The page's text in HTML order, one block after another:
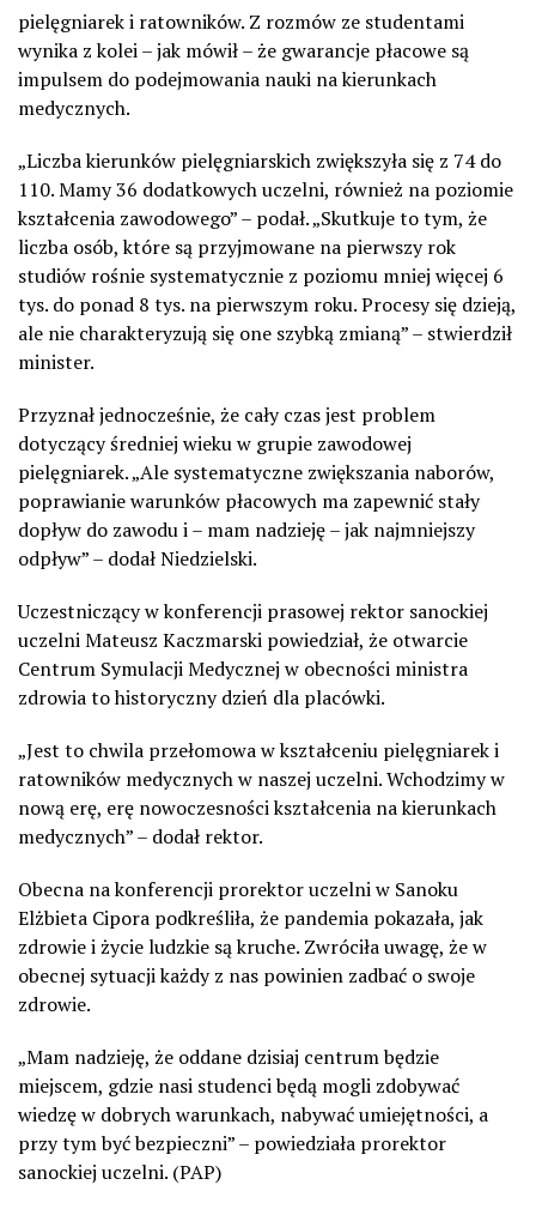
pielęgniarek i ratowników. Z rozmów ze studentami
wynika z kolei – jak mówił – że gwarancje płacowe są
impulsem do podejmowania nauki na kierunkach
medycznych.
„Liczba kierunków pielęgniarskich zwiększyła się z 74 do
110. Mamy 36 dodatkowych uczelni, również na poziomie
kształcenia zawodowego” – podał. „Skutkuje to tym, że
liczba osób, które są przyjmowane na pierwszy rok
studiów rośnie systematycznie z poziomu mniej więcej 6
tys. do ponad 8 tys. na pierwszym roku. Procesy się dzieją,
ale nie charakteryzują się one szybką zmianą” – stwierdził
minister.
Przyznał jednocześnie, że cały czas jest problem
dotyczący średniej wieku w grupie zawodowej
pielęgniarek. „Ale systematyczne zwiększania naborów,
poprawianie warunków płacowych ma zapewnić stały
dopływ do zawodu i – mam nadzieję – jak najmniejszy
odpływ” – dodał Niedzielski.
Uczestniczący w konferencji prasowej rektor sanockiej
uczelni Mateusz Kaczmarski powiedział, że otwarcie
Centrum Symulacji Medycznej w obecności ministra
zdrowia to historyczny dzień dla placówki.
„Jest to chwila przełomowa w kształceniu pielęgniarek i
ratowników medycznych w naszej uczelni. Wchodzimy w
nową erę, erę nowoczesności kształcenia na kierunkach
medycznych” – dodał rektor.
Obecna na konferencji prorektor uczelni w Sanoku
Elżbieta Cipora podkreśliła, że pandemia pokazała, jak
zdrowie i życie ludzkie są kruche. Zwróciła uwagę, że w
obecnej sytuacji każdy z nas powinien zadbać o swoje
zdrowie.
„Mam nadzieję, że oddane dzisiaj centrum będzie
miejscem, gdzie nasi studenci będą mogli zdobywać
wiedzę w dobrych warunkach, nabywać umiejętności, a
przy tym być bezpieczni” – powiedziała prorektor
sanockiej uczelni. (PAP)